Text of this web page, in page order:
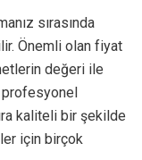
sırasında
Önemli olan fiyat
değeri ile
profesyonel
kaliteli bir şekilde
için birçok